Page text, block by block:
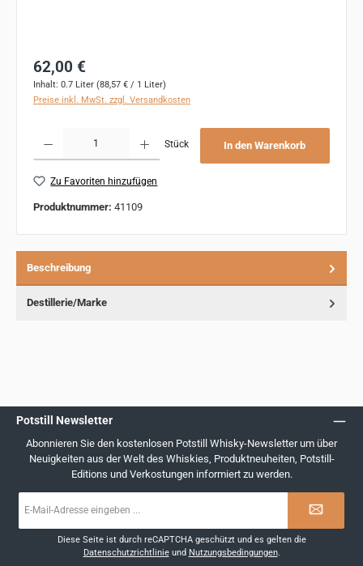
Regulärer Preis:
62,00 €
Inhalt: 0.7 Liter (88,57 € / 1 Liter)
Preise inkl. MwSt. zzgl. Versandkosten
Stück In den Warenkorb
Zu Favoriten hinzufügen
Produktnummer: 41109
Beschreibung
Destillerie/Marke
Potstill Newsletter
Abonnieren Sie den kostenlosen Potstill Whisky-Newsletter um über
Neuigkeiten aus der Welt des Whiskies, Produktneuheiten, Potstill-
Editions und Verkostungen informiert zu werden.
Mail-
Diese Seite ist durch reCAPTCHA geschützt und es gelten die
Datenschutzrichtlinieund Nutzungsbedingungen.